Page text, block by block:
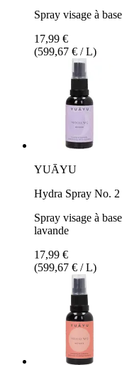
Spray visage à
17,99 €
(599,67 € / L)
YUĀYU
Hydra Spray No.
Spray visage à
lavande
17,99 €
(599,67 € / L)